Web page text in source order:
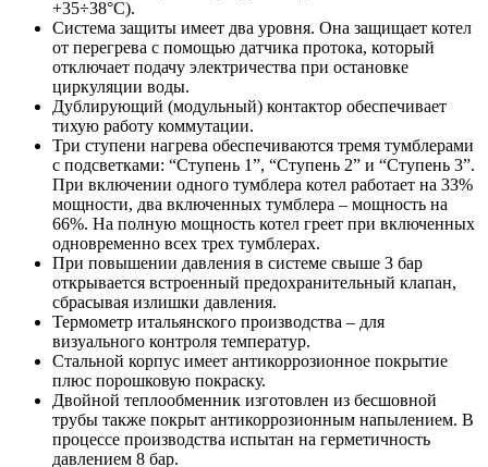
+35÷38°C).
Система защиты имеет два уровня. Она защищает котел
от перегрева с помощью датчика протока, который
отключает подачу электричества при остановке
циркуляции воды.
Дублирующий (модульный) контактор обеспечивает
тихую работу коммутации.
Три ступени нагрева обеспечиваются тремя тумблерами
с подсветками: “Ступень 1”, “Ступень 2” и “Ступень 3”.
При включении одного тумблера котел работает на 33%
мощности, два включенных тумблера – мощность на
66%. На полную мощность котел греет при включенных
одновременно всех трех тумблерах.
При повышении давления в системе свыше 3 бар
открывается встроенный предохранительный клапан,
сбрасывая излишки давления.
Термометр итальянского производства – для
визуального контроля температур.
Стальной корпус имеет антикоррозионное покрытие
плюс порошковую покраску.
Двойной теплообменник изготовлен из бесшовной
трубы также покрыт антикоррозионным напылением. В
процессе производства испытан на герметичность
давлением 8 бар.